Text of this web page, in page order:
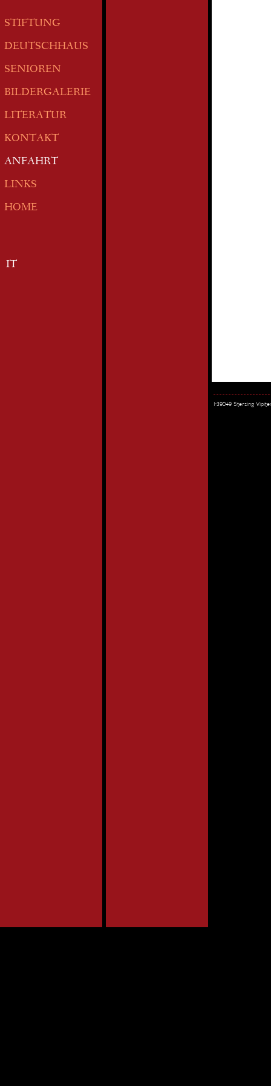
STIFTUNG
DEUTSCHHAUS
SENIOREN
BILDERGALERIE
LITERATUR
KONTAKT
ANFAHRT
LINKS
HOME
IT
I-39049 Sterzing